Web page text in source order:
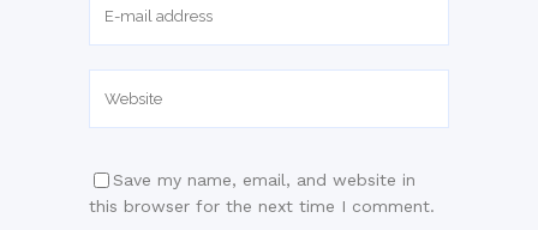
Save my name, email, and website in
this browser for the next time I comment.